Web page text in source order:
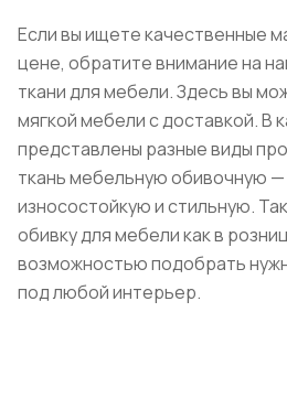
Если вы ищете качественные
цене, обратите внимание на
ткани для мебели. Здесь вы
мягкой мебели с доставкой. В
представлены разные виды
ткань мебельную обивочную
износостойкую и стильную.
обивку для мебели как в
возможностью подобрать
под любой интерьер.